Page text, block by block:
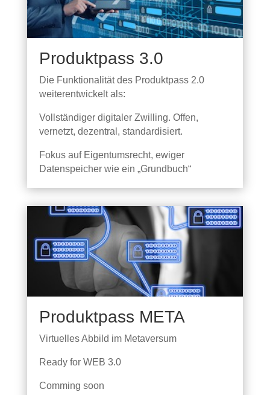
Produktpass 3.0
Die Funktionalität des Produktpass 2.0
weiterentwickelt als:
Vollständiger digitaler Zwilling. Offen,
vernetzt, dezentral, standardisiert.
Fokus auf Eigentumsrecht, ewiger
Datenspeicher wie ein „Grundbuch“​
Produktpass META
Virtuelles Abbild im Metaversum
Ready for WEB 3.0
Comming soon